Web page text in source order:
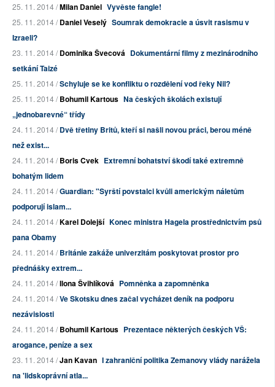
25. 11. 2014 /Milan Daniel Vyvěste fangle!
25. 11. 2014 /Daniel Veselý Soumrak demokracie a úsvit rasismu v
Izraeli?
23. 11. 2014 /Dominika Švecová Dokumentární filmy z mezinárodního
setkání Taizé
25. 11. 2014 /Schyluje se ke konfliktu o rozdělení vod řeky Nil?
25. 11. 2014 /Bohumil Kartous Na českých školách existují
„jednobarevné“ třídy
24. 11. 2014 /Dvě třetiny Britů, kteří si našli novou práci, berou méně
než exist...
24. 11. 2014 /Boris Cvek Extremní bohatství škodí také extremně
bohatým lidem
24. 11. 2014 /Guardian: "Syrští povstalci kvůli americkým náletům
podporují islam...
24. 11. 2014 /Karel Dolejší Konec ministra Hagela prostřednictvím psů
pana Obamy
24. 11. 2014 /Británie zakáže univerzitám poskytovat prostor pro
přednášky extrem...
24. 11. 2014 /Ilona Švihlíková Pomněnka a zapomněnka
24. 11. 2014 /Ve Skotsku dnes začal vycházet deník na podporu
nezávislosti
24. 11. 2014 /Bohumil Kartous Prezentace některých českých VŠ:
arogance, peníze a sex
23. 11. 2014 /Jan Kavan I zahraniční politika Zemanovy vlády narážela
na 'lidskoprávní atla...